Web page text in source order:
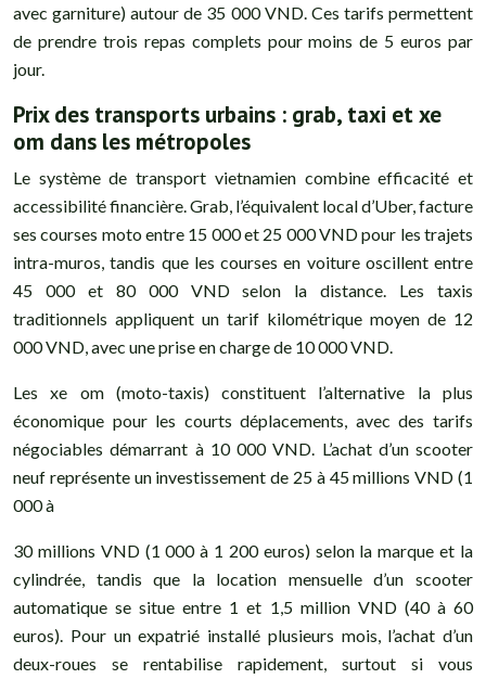
avec garniture) autour de 35 000 VND. Ces tarifs permettent
de prendre trois repas complets pour moins de 5 euros par
jour.
Prix des transports urbains : grab, taxi et xe
om dans les métropoles
Le système de transport vietnamien combine efficacité et
accessibilité financière. Grab, l’équivalent local d’Uber, facture
ses courses moto entre 15 000 et 25 000 VND pour les trajets
intra-muros, tandis que les courses en voiture oscillent entre
45 000 et 80 000 VND selon la distance. Les taxis
traditionnels appliquent un tarif kilométrique moyen de 12
000 VND, avec une prise en charge de 10 000 VND.
Les xe om (moto-taxis) constituent l’alternative la plus
économique pour les courts déplacements, avec des tarifs
négociables démarrant à 10 000 VND. L’achat d’un scooter
neuf représente un investissement de 25 à 45 millions VND (1
000 à
30 millions VND (1 000 à 1 200 euros) selon la marque et la
cylindrée, tandis que la location mensuelle d’un scooter
automatique se situe entre 1 et 1,5 million VND (40 à 60
euros). Pour un expatrié installé plusieurs mois, l’achat d’un
deux-roues se rentabilise rapidement, surtout si vous